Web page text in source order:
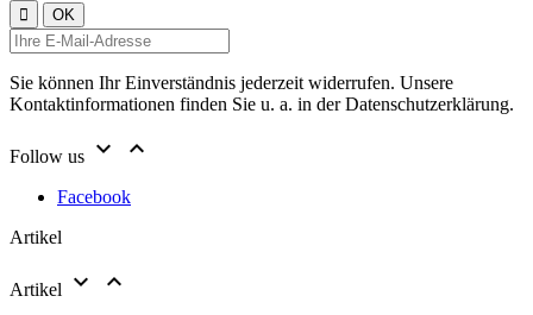
Sie können Ihr Einverständnis jederzeit widerrufen. Unsere
Kontaktinformationen finden Sie u. a. in der Datenschutzerklärung.
Follow us  
Facebook
Artikel
Artikel  